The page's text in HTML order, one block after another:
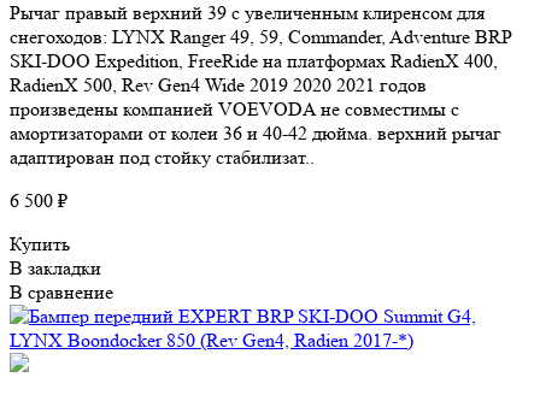
Рычаг правый верхний 39 с увеличенным клиренсом для
снегоходов: LYNX Ranger 49, 59, Commander, Adventure BRP
SKI-DOO Expedition, FreeRide на платформах RadienX 400,
RadienX 500, Rev Gen4 Wide 2019 2020 2021 годов
произведены компанией VOEVODA не совместимы с
амортизаторами от колеи 36 и 40-42 дюйма. верхний рычаг
адаптирован под стойку стабилизат..
6 500 ₽
Купить
В закладки
В сравнение